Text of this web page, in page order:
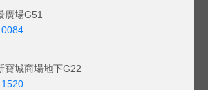
廣場G51
寶城商場地下G22